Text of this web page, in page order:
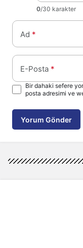
0/30 karakter
Ad *
E-Posta *
Bir dahaki sefere
posta adresimi ve
Yorum Gönder